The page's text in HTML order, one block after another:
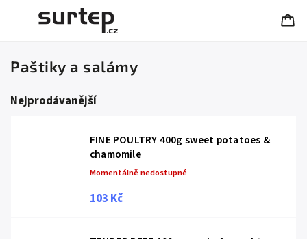
Paštiky a salámy
Nejprodávanější
FINE POULTRY 400g sweet potatoes &
chamomile
Momentálně nedostupné
103 Kč